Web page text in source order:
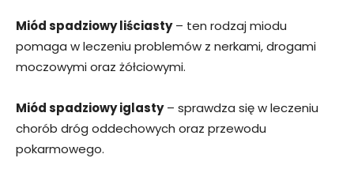
Miód spadziowy liściasty– ten rodzaj miodu
pomaga w leczeniu problemów z nerkami, drogami
moczowymi oraz żółciowymi.
Miód spadziowy iglasty– sprawdza się w leczeniu
chorób dróg oddechowych oraz przewodu
pokarmowego.